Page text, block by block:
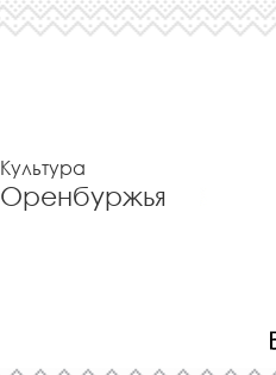
Культура
Оренбуржья